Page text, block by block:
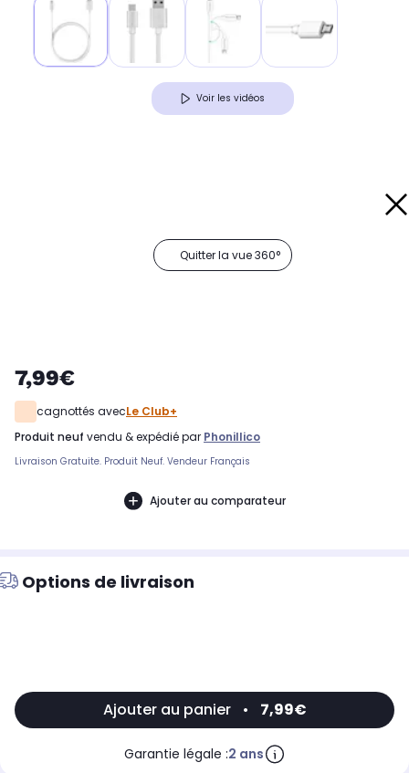
Voir les vidéos
Quitter la vue 360°
7,99€
cagnottés avecLe Club+
produit neuf vendu & expédié par Phonillico
Livraison Gratuite. Produit Neuf. Vendeur Français
Ajouter au comparateur
Options de livraison
Ajouter au panier • 7,99€
Garantie légale :2 ans